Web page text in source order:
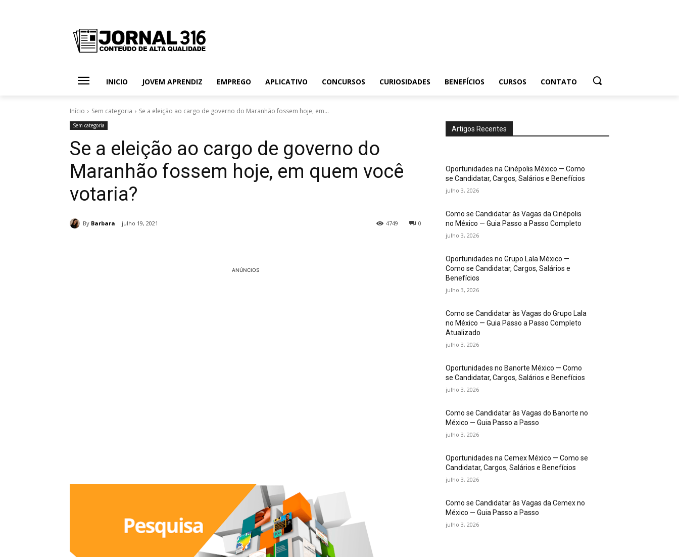
INICIO JOVEM APRENDIZ EMPREGO APLICATIVO CONCURSOS CURIOSIDADES BENEFÍCIOS CURSOS CONTATO
Início Sem categoria Se a eleição ao cargo de governo do Maranhão fossem hoje, em...
Sem categoria
Se a eleição ao cargo de governo do
Maranhão fossem hoje, em quem você
votaria?
By Barbara julho 19, 2021 0
4749
ANÚNCIOS
Artigos Recentes
Oportunidades na Cinépolis México — Como
se Candidatar, Cargos, Salários e Benefícios
julho 3, 2026
Como se Candidatar às Vagas da Cinépolis
no México — Guia Passo a Passo Completo
julho 3, 2026
Oportunidades no Grupo Lala México —
Como se Candidatar, Cargos, Salários e
Benefícios
julho 3, 2026
Como se Candidatar às Vagas do Grupo Lala
no México — Guia Passo a Passo Completo
Atualizado
julho 3, 2026
Oportunidades no Banorte México — Como
se Candidatar, Cargos, Salários e Benefícios
julho 3, 2026
Como se Candidatar às Vagas do Banorte no
México — Guia Passo a Passo
julho 3, 2026
Oportunidades na Cemex México — Como se
Candidatar, Cargos, Salários e Benefícios
julho 3, 2026
Como se Candidatar às Vagas da Cemex no
México — Guia Passo a Passo
julho 3, 2026